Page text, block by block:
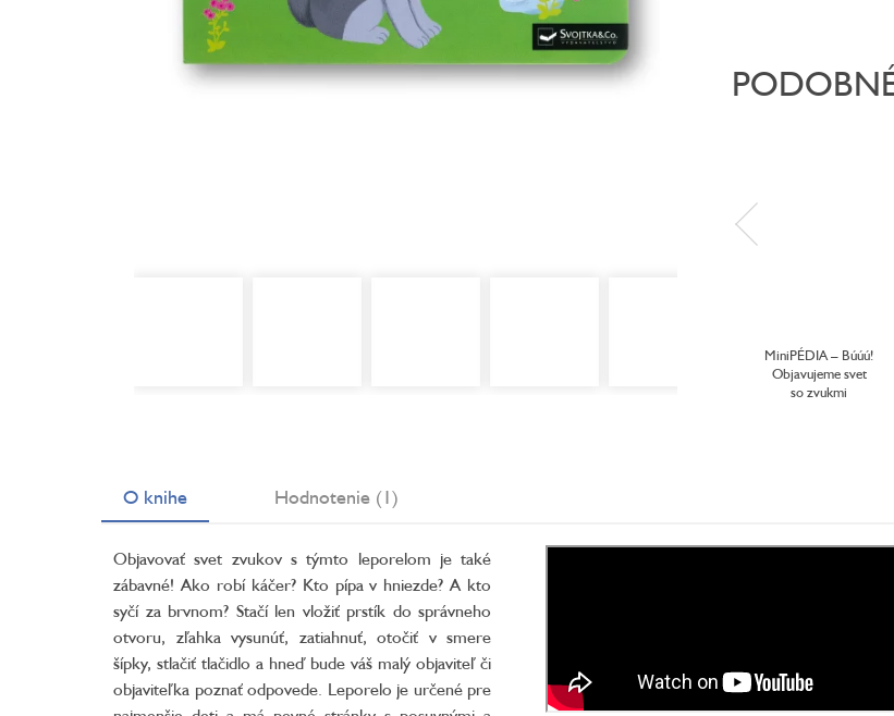
MiniPÉDIA – Búúú!
Objavujeme svet
so zvukmi
O knihe Hodnotenie (1)
Objavovať svet zvukov s týmto leporelom je také
zábavné! Ako robí káčer? Kto pípa v hniezde? A kto
syčí za brvnom? Stačí len vložiť prstík do správneho
otvoru, zľahka vysunúť, zatiahnuť, otočiť v smere
šípky, stlačiť tlačidlo a hneď bude váš malý objaviteľ či
objaviteľka poznať odpovede. Leporelo je určené pre